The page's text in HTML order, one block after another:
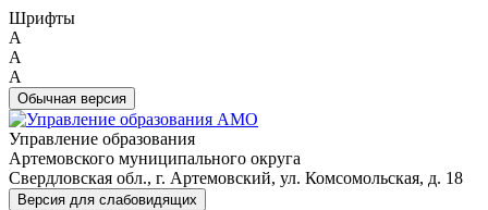
Шрифты
A
A
A
Обычная версия
Управление образования
Артемовского муниципального округа
Свердловская обл., г. Артемовский, ул. Комсомольская, д. 18
Версия для слабовидящих